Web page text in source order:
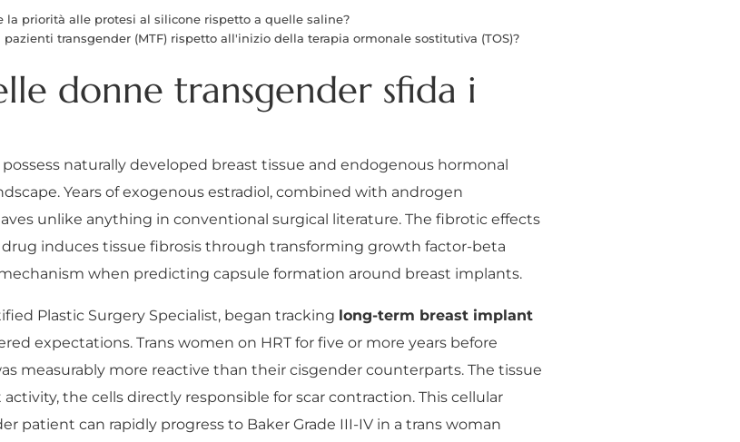
priorità alle protesi al silicone rispetto a quelle saline?
transgender (MTF) rispetto all'inizio della terapia ormonale sostitutiva (TOS)?
donne transgender sfida i
naturally developed breast tissue and endogenous hormonal
Years of exogenous estradiol, combined with androgen
unlike anything in conventional surgical literature. The fibrotic effects
induces tissue fibrosis through transforming growth factor-beta
when predicting capsule formation around breast implants.
Plastic Surgery Specialist, began tracking long-term breast implant
expectations. Trans women on HRT for five or more years before
measurably more reactive than their cisgender counterparts. The tissue
the cells directly responsible for scar contraction. This cellular
patient can rapidly progress to Baker Grade III-IV in a trans woman